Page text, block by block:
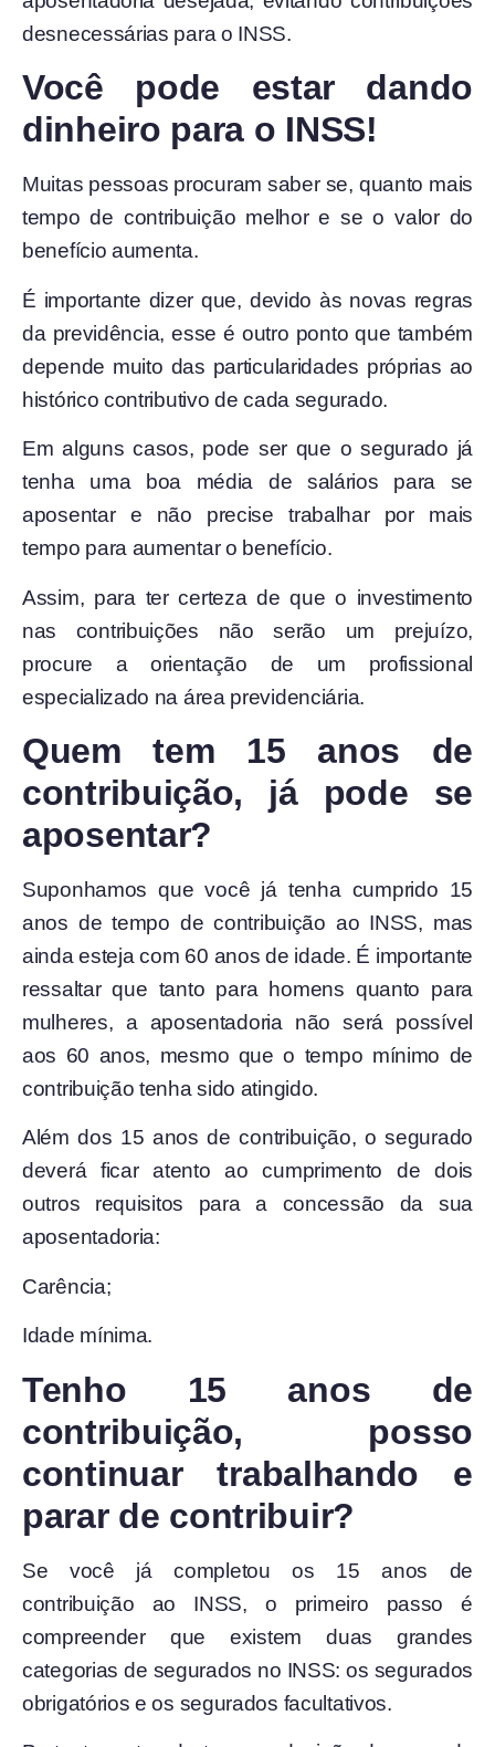
desnecessárias para o INSS.
Você pode estar dando
dinheiro para o INSS!
Muitas pessoas procuram saber se, quanto mais
tempo de contribuição melhor e se o valor do
benefício aumenta.
É importante dizer que, devido às novas regras
da previdência, esse é outro ponto que também
depende muito das particularidades próprias ao
histórico contributivo de cada segurado.
Em alguns casos, pode ser que o segurado já
tenha uma boa média de salários para se
aposentar e não precise trabalhar por mais
tempo para aumentar o benefício.
Assim, para ter certeza de que o investimento
nas contribuições não serão um prejuízo,
procure a orientação de um profissional
especializado na área previdenciária.
Quem tem 15 anos de
contribuição, já pode se
aposentar?
Suponhamos que você já tenha cumprido 15
anos de tempo de contribuição ao INSS, mas
ainda esteja com 60 anos de idade. É importante
ressaltar que tanto para homens quanto para
mulheres, a aposentadoria não será possível
aos 60 anos, mesmo que o tempo mínimo de
contribuição tenha sido atingido.
Além dos 15 anos de contribuição, o segurado
deverá ficar atento ao cumprimento de dois
outros requisitos para a concessão da sua
aposentadoria:
Carência;
Idade mínima.
Tenho 15 anos de
contribuição, posso
continuar trabalhando e
parar de contribuir?
Se você já completou os 15 anos de
contribuição ao INSS, o primeiro passo é
compreender que existem duas grandes
categorias de segurados no INSS: os segurados
obrigatórios e os segurados facultativos.